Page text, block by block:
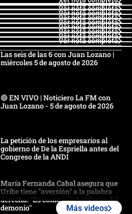
Ver nota completa
Ver nota completa
Ver nota completa
Ver nota completa
Ver nota completa
Ver nota completa
Ver nota completa
Ver nota completa
Ver nota completa
Las seis de las 6 con Juan Lozano |
miércoles 5 de agosto de 2026
🔴 EN VIVO | Noticiero La FM con
Juan Lozano - 5 de agosto de 2026
La petición de los empresarios al
gobierno de De la Espriella antes del
Congreso de la ANDI
María Fernanda Cabal asegura que
Uribe tiene "aversión" a la palabra
derecha: "Es como si le hablaran del
demonio"
Más videos